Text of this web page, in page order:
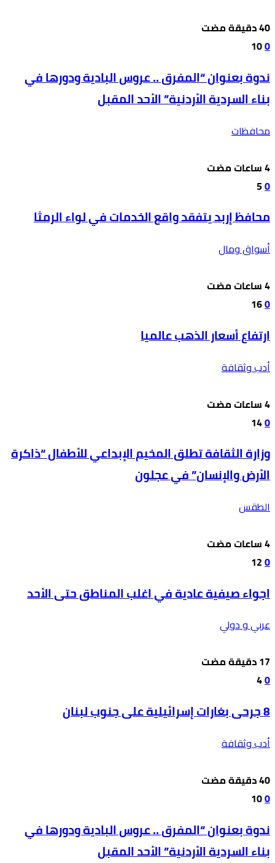
0
10
ندوة بعنوان “المفرق .. عروس البادية ودورها في
بناء السردية الأردنية” الأحد المقبل
محافظات
0
5
محافظ إربد يتفقد واقع الخدمات في لواء الرمثا
أسواق ومال
0
16
ارتفاع أسعار الذهب عالميا
أدب وثقافة
0
14
وزارة الثقافة تطلق المخيم الإبداعي للأطفال “ذاكرة
الأرض والإنسان” في عجلون
الطقس
0
12
اجواء صيفية عادية في اغلب المناطق حتى الأحد
عربي و دولي
0
4
8 جرحى بغارات إسرائيلية على جنوب لبنان
أدب وثقافة
0
10
ندوة بعنوان “المفرق .. عروس البادية ودورها في
بناء السردية الأردنية” الأحد المقبل